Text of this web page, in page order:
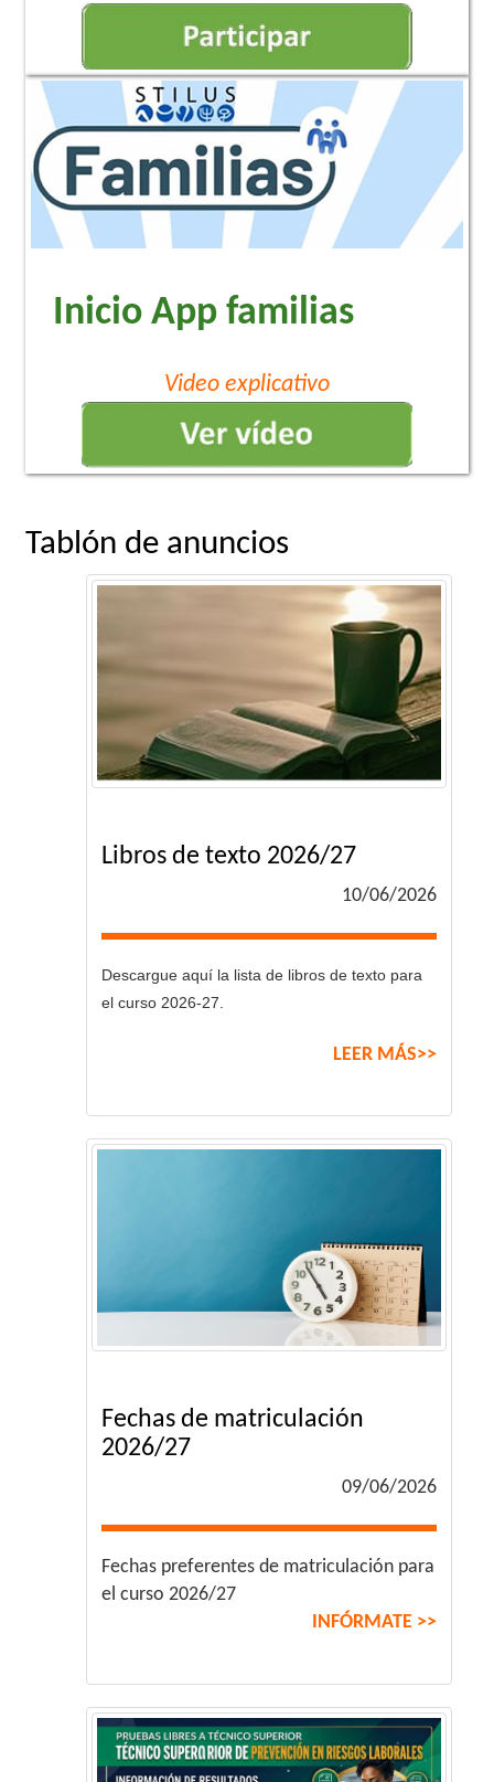
Inicio App familias
Video explicativo
Tablón de anuncios
Libros de texto 2026/27
10/06/2026
Descargue aquí la lista de libros de texto para
el curso 2026-27.
LEER MÁS>>
Fechas de matriculación
2026/27
09/06/2026
Fechas preferentes de matriculación para
el curso 2026/27
INFÓRMATE >>